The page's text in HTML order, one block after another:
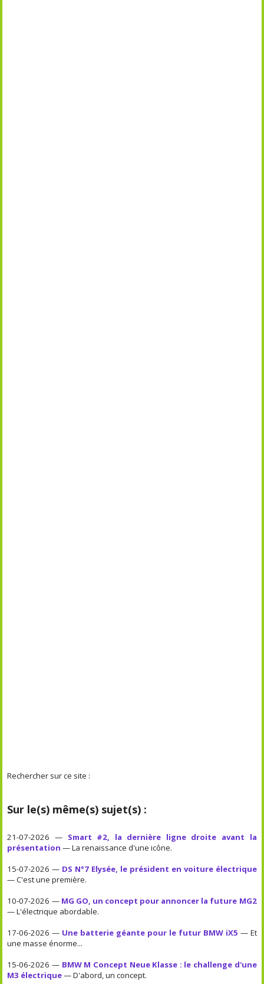
Rechercher sur ce site :
Sur le(s) même(s) sujet(s) :
21-07-2026 — Smart #2, la dernière ligne droite avant la
présentation — La renaissance d'une icône.
15-07-2026 — DS N°7 Elysée, le président en voiture électrique
— C'est une première.
10-07-2026 — MG GO, un concept pour annoncer la future MG2
— L'électrique abordable.
17-06-2026 — Une batterie géante pour le futur BMW iX5 — Et
une masse énorme...
15-06-2026 — BMW M Concept Neue Klasse : le challenge d'une
M3 électrique— D'abord, un concept.